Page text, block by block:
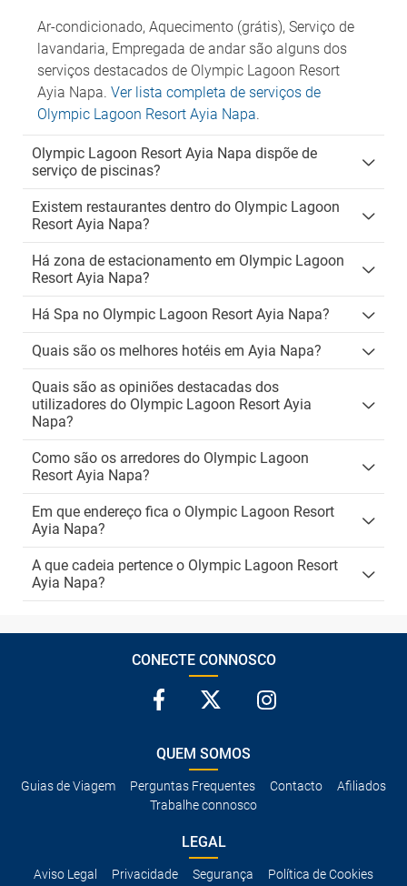
Ar-condicionado, Aquecimento (grátis), Serviço de
lavandaria, Empregada de andar são alguns dos
serviços destacados de Olympic Lagoon Resort
Ayia Napa. Ver lista completa de serviços de
Olympic Lagoon Resort Ayia Napa.
Olympic Lagoon Resort Ayia Napa dispõe de
serviço de piscinas?
Existem restaurantes dentro do Olympic Lagoon
Resort Ayia Napa?
Há zona de estacionamento em Olympic Lagoon
Resort Ayia Napa?
Há Spa no Olympic Lagoon Resort Ayia Napa?
Quais são os melhores hotéis em Ayia Napa?
Quais são as opiniões destacadas dos
utilizadores do Olympic Lagoon Resort Ayia
Napa?
Como são os arredores do Olympic Lagoon
Resort Ayia Napa?
Em que endereço fica o Olympic Lagoon Resort
Ayia Napa?
A que cadeia pertence o Olympic Lagoon Resort
Ayia Napa?
CONECTE CONNOSCO
QUEM SOMOS
Guias de Viagem Perguntas Frequentes Contacto
Afiliados
Trabalhe connosco
LEGAL
Aviso Legal Privacidade Segurança Política de Cookies